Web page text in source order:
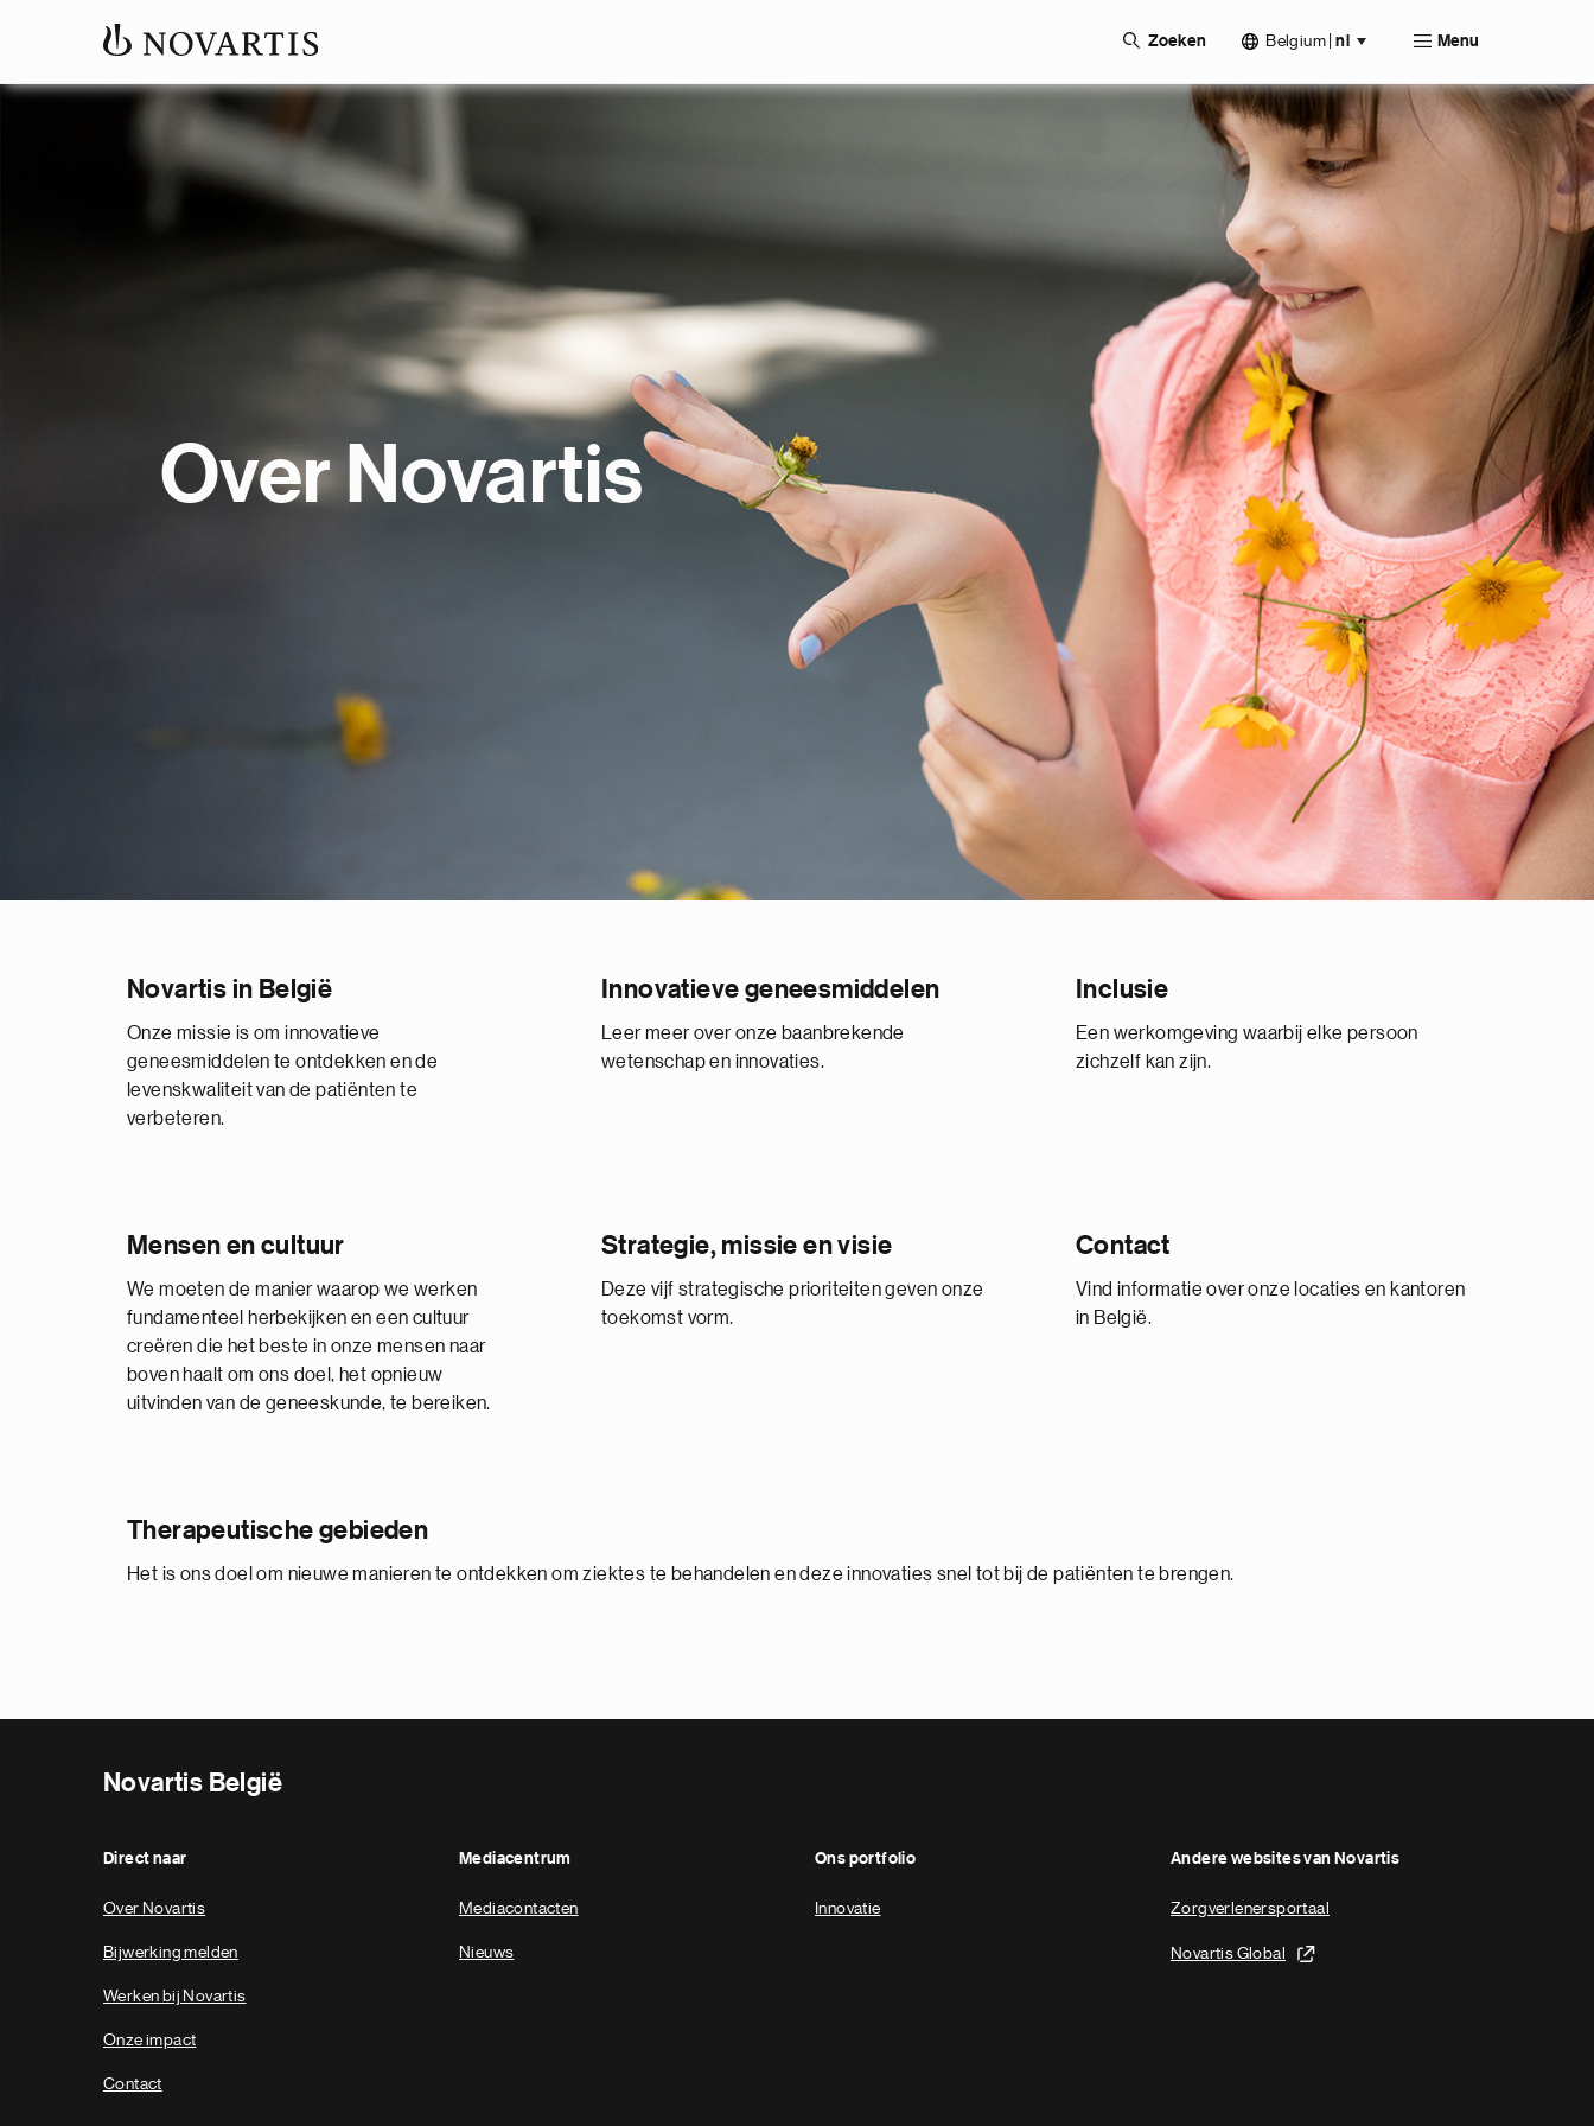
Zoeken Belgium nl Menu
Over Novartis
Novartis in België
Onze missie is om innovatieve
geneesmiddelen te ontdekken en de
levenskwaliteit van de patiënten te
verbeteren.
Innovatieve geneesmiddelen
Leer meer over onze baanbrekende
wetenschap en innovaties.
Inclusie
Een werkomgeving waarbij elke persoon
zichzelf kan zijn.
Mensen en cultuur
We moeten de manier waarop we werken
fundamenteel herbekijken en een cultuur
creëren die het beste in onze mensen naar
boven haalt om ons doel, het opnieuw
uitvinden van de geneeskunde, te bereiken.
Strategie, missie en visie
Deze vijf strategische prioriteiten geven onze
toekomst vorm.
Contact
Vind informatie over onze locaties en kantoren
in België.
Therapeutische gebieden
Het is ons doel om nieuwe manieren te ontdekken om ziektes te behandelen en deze innovaties snel tot bij de patiënten te brengen.
Novartis België
Direct naar
Over Novartis
Bijwerking melden
Werken bij Novartis
Onze impact
Contact
Mediacentrum
Mediacontacten
Nieuws
Ons portfolio
Innovatie
Andere websites van Novartis
Zorgverlenersportaal
Novartis Global